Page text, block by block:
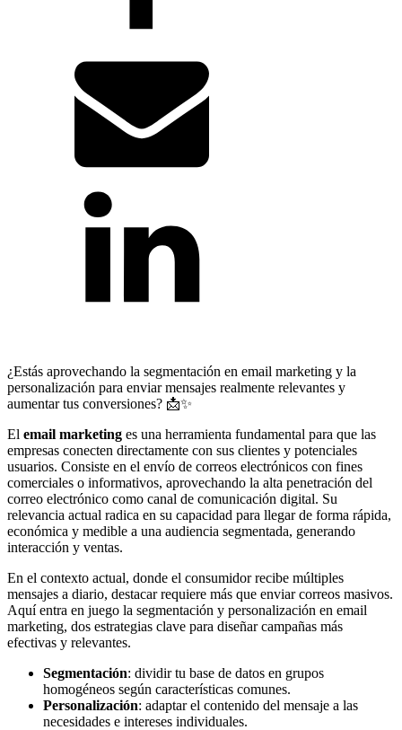
¿Estás aprovechando la segmentación en email marketing y la
personalización para enviar mensajes realmente relevantes y
aumentar tus conversiones? 📩✨
El email marketing es una herramienta fundamental para que las
empresas conecten directamente con sus clientes y potenciales
usuarios. Consiste en el envío de correos electrónicos con fines
comerciales o informativos, aprovechando la alta penetración del
correo electrónico como canal de comunicación digital. Su
relevancia actual radica en su capacidad para llegar de forma rápida,
económica y medible a una audiencia segmentada, generando
interacción y ventas.
En el contexto actual, donde el consumidor recibe múltiples
mensajes a diario, destacar requiere más que enviar correos masivos.
Aquí entra en juego la segmentación y personalización en email
marketing, dos estrategias clave para diseñar campañas más
efectivas y relevantes.
Segmentación: dividir tu base de datos en grupos
homogéneos según características comunes.
Personalización: adaptar el contenido del mensaje a las
necesidades e intereses individuales.